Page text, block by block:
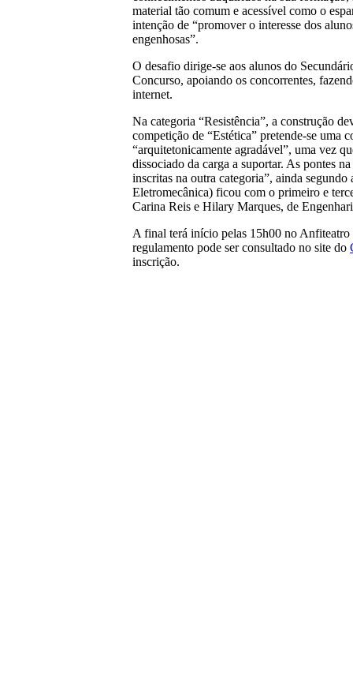
material tão comum e acessível como o
intenção de “promover o interesse dos
engenhosas”.
O desafio dirige-se aos alunos do
Concurso, apoiando os concorrentes,
internet.
Na categoria “Resistência”, a construção
competição de “Estética” pretende-se uma
“arquitetonicamente agradável”, uma vez
dissociado da carga a suportar. As pontes
inscritas na outra categoria”, ainda
Eletromecânica) ficou com o primeiro e
Carina Reis e Hilary Marques, de
A final terá início pelas 15h00 no
regulamento pode ser consultado no site do
inscrição.